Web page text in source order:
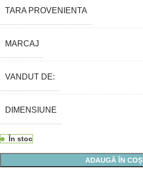
TARA PROVENIENTA
MARCAJ
VANDUT DE:
DIMENSIUNE
În stoc
ADAUGĂ ÎN COȘ